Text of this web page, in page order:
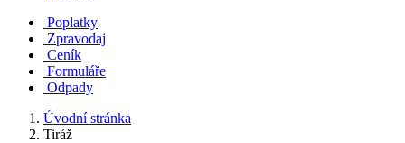
Poplatky
Zpravodaj
Ceník
Formuláře
Odpady
Úvodní stránka
Tiráž